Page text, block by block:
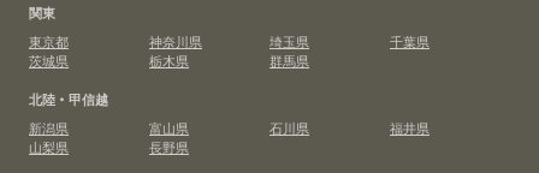
関東
東京都
神奈川県 埼玉県
千葉県
茨城県
栃木県
群馬県
北陸・甲信越
新潟県
富山県 石川県
福井県
山梨県
長野県